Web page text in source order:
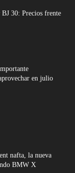
30: Precios frente
en julio
nafta, la nueva
BMW X